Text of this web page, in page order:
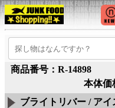
商品番号：R-14898
本体価
ブライトリバー / ア